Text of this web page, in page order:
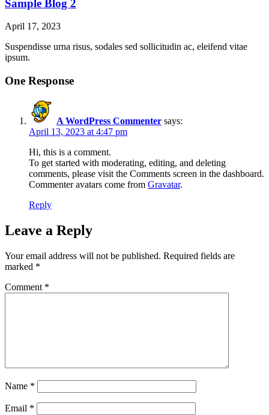
Sample Blog 2
April 17, 2023
Suspendisse urna risus, sodales sed sollicitudin ac, eleifend vitae
ipsum.
One Response
A WordPress Commenter says:
April 13, 2023 at 4:47 pm
Hi, this is a comment.
To get started with moderating, editing, and deleting
comments, please visit the Comments screen in the dashboard.
Commenter avatars come from Gravatar.
Reply
Leave a Reply
Your email address will not be published. Required fields are
marked *
Comment *
Name *
Email *